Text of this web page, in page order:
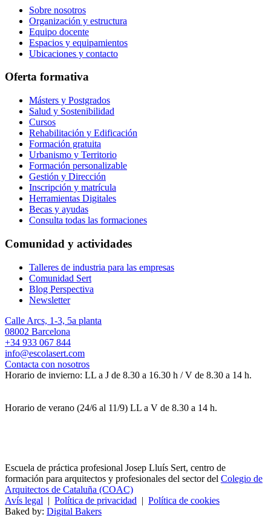
Sobre nosotros
Organización y estructura
Equipo docente
Espacios y equipamientos
Ubicaciones y contacto
Oferta formativa
Másters y Postgrados
Salud y Sostenibilidad
Cursos
Rehabilitación y Edificación
Formación gratuita
Urbanismo y Territorio
Formación personalizable
Gestión y Dirección
Inscripción y matrícula
Herramientas Digitales
Becas y ayudas
Consulta todas las formaciones
Comunidad y actividades
Talleres de industria para las empresas
Comunidad Sert
Blog Perspectiva
Newsletter
Calle Arcs, 1-3, 5a planta
08002 Barcelona
+34 933 067 844
info@escolasert.com
Contacta con nosotros
Horario de invierno: LL a J de 8.30 a 16.30 h / V de 8.30 a 14 h.
Horario de verano (24/6 al 11/9) LL a V de 8.30 a 14 h.
Escuela de práctica profesional Josep Lluís Sert, centro de
formación para arquitectos y profesionales del sector del Colegio de
Arquitectos de Cataluña (COAC)
Avís legal | Política de privacidad | Política de cookies
Baked by: Digital Bakers